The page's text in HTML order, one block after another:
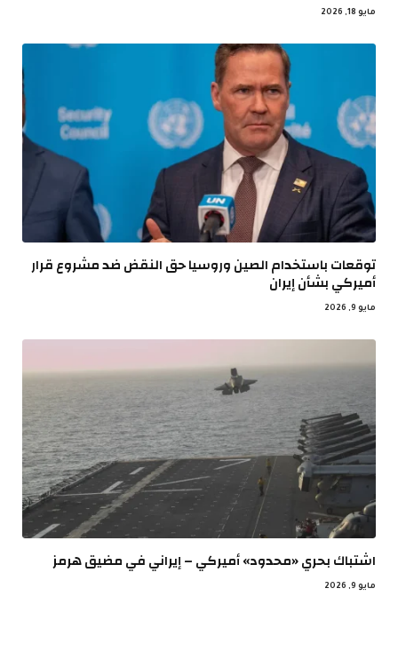
مايو 18, 2026
توقعات باستخدام الصين وروسيا حق النقض ضد مشروع قرار
أميركي بشأن إيران
مايو 9, 2026
اشتباك بحري «محدود» أميركي – إيراني في مضيق هرمز
مايو 9, 2026